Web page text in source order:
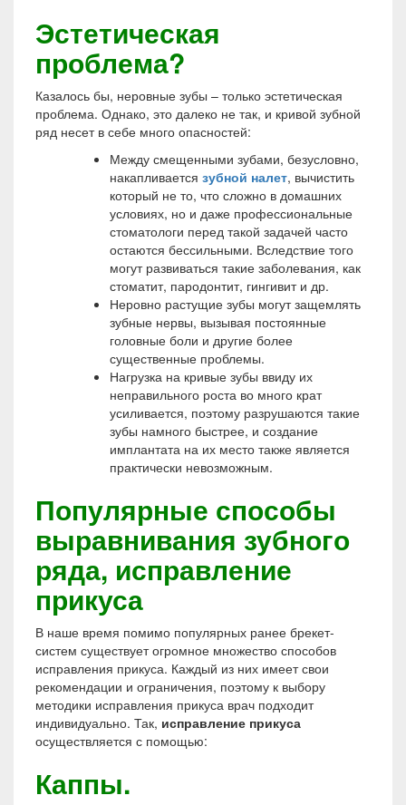
Эстетическая
проблема?
Казалось бы, неровные зубы – только эстетическая
проблема. Однако, это далеко не так, и кривой зубной
ряд несет в себе много опасностей:
Между смещенными зубами, безусловно,
накапливается зубной налет, вычистить
который не то, что сложно в домашних
условиях, но и даже профессиональные
стоматологи перед такой задачей часто
остаются бессильными. Вследствие того
могут развиваться такие заболевания, как
стоматит, пародонтит, гингивит и др.
Неровно растущие зубы могут защемлять
зубные нервы, вызывая постоянные
головные боли и другие более
существенные проблемы.
Нагрузка на кривые зубы ввиду их
неправильного роста во много крат
усиливается, поэтому разрушаются такие
зубы намного быстрее, и создание
имплантата на их место также является
практически невозможным.
Популярные способы
выравнивания зубного
ряда, исправление
прикуса
В наше время помимо популярных ранее брекет-
систем существует огромное множество способов
исправления прикуса. Каждый из них имеет свои
рекомендации и ограничения, поэтому к выбору
методики исправления прикуса врач подходит
индивидуально. Так, исправление прикуса
осуществляется с помощью:
Каппы.